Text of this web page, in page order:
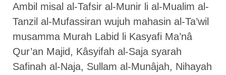
Ambil misal al-Tafsir al-Munir li al-Mualim al-
Tanzil al-Mufassiran wujuh mahasin al-Ta’wil
musamma Murah Labid li Kasyafi Ma’nâ
Qur’an Majid, Kâsyifah al-Saja syarah
Safinah al-Naja, Sullam al-Munâjah, Nihayah